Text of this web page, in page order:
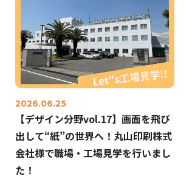
2026.06.25
【デザイン分野vol.17】画面を飛び
出して“紙”の世界へ！丸山印刷株式
会社様で職場・工場見学を行いまし
た！